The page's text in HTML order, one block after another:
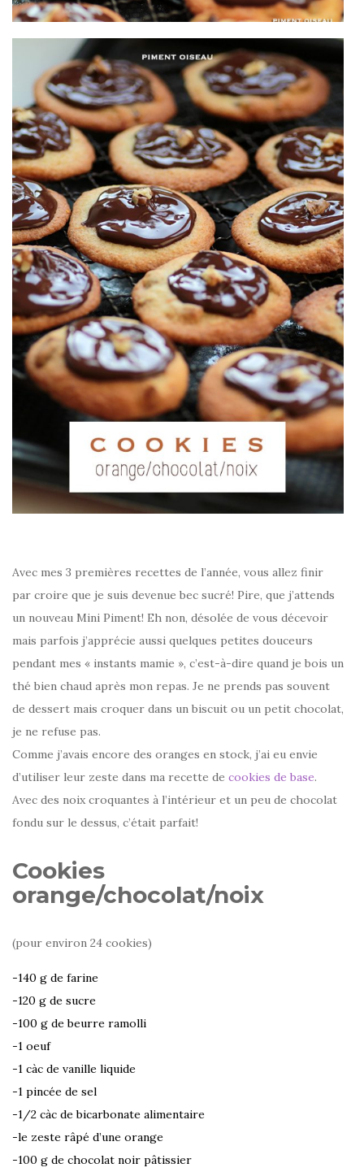
Avec mes 3 premières recettes de l’année, vous allez finir
par croire que je suis devenue bec sucré! Pire, que j’attends
un nouveau Mini Piment! Eh non, désolée de vous décevoir
mais parfois j’apprécie aussi quelques petites douceurs
pendant mes « instants mamie », c’est-à-dire quand je bois un
thé bien chaud après mon repas. Je ne prends pas souvent
de dessert mais croquer dans un biscuit ou un petit chocolat,
je ne refuse pas.
Comme j’avais encore des oranges en stock, j’ai eu envie
d’utiliser leur zeste dans ma recette de cookies de base.
Avec des noix croquantes à l’intérieur et un peu de chocolat
fondu sur le dessus, c’était parfait!
Cookies
orange/chocolat/noix
(pour environ 24 cookies)
-140 g de farine
-120 g de sucre
-100 g de beurre ramolli
-1 oeuf
-1 càc de vanille liquide
-1 pincée de sel
-1/2 càc de bicarbonate alimentaire
-le zeste râpé d’une orange
-100 g de chocolat noir pâtissier